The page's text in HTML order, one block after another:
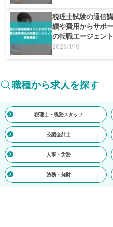
税理士試験の通信
績や費用からサポ
の転職エージェン
2026/1/19
職種から求人を探す
税理士・税務スタッフ
公認会計士
人事・労務
法務・知財